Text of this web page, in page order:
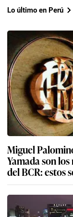
Lo último en Perú
Miguel
Yamada son
del BCR: estos